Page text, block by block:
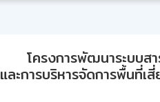
โครงการพัฒนาระบบส
และการบริหารจัดการพื้นที่เ